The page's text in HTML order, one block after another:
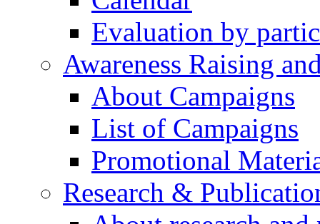
Evaluation by
Awareness Raising
About Campaigns
List of Campaigns
Promotional
Research &